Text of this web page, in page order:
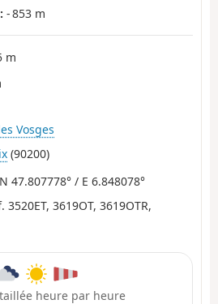
- 853 m
m
Vosges
(90200)
N 47.807778° / E 6.848078°
3520ET, 3619OT, 3619OTR,
heure par heure